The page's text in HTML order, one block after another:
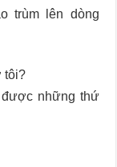
trùm lên dòng
tôi?
được những thứ